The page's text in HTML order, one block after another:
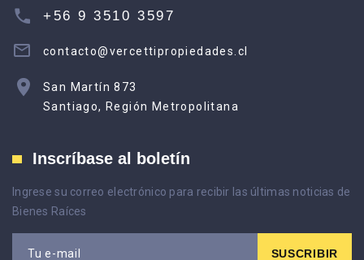
+56 9 3510 3597
contacto@vercettipropiedades.cl
San Martín 873
Santiago, Región Metropolitana
Inscríbase al boletín
Ingrese su correo electrónico para recibir las últimas noticias de
Bienes Raíces
Tu e-mail SUSCRIBIR